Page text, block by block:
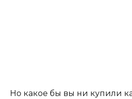
Но какое бы вы ни купили